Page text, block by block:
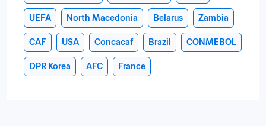
UEFA North Macedonia Belarus Zambia
CAF USA Concacaf Brazil CONMEBOL
DPR Korea AFC France